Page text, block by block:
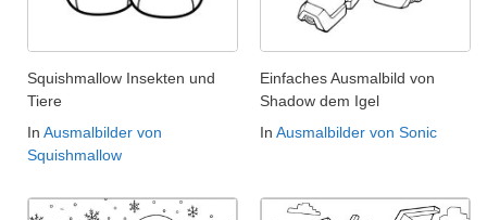
Squishmallow Insekten und
Tiere
In Ausmalbilder von
Squishmallow
Einfaches Ausmalbild von
Shadow dem Igel
In Ausmalbilder von Sonic